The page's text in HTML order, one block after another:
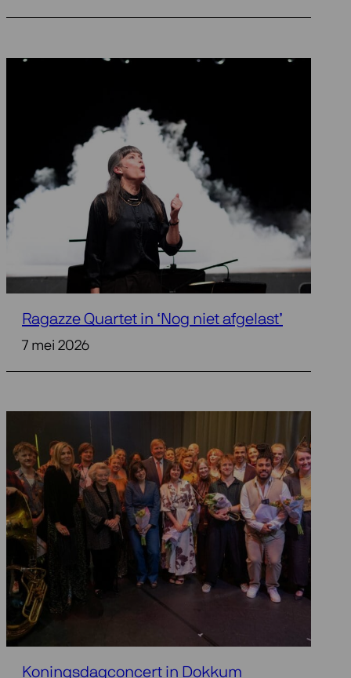
Ragazze Quartet in ‘Nog niet afgelast’
7 mei 2026
Koningsdagconcert in Dokkum